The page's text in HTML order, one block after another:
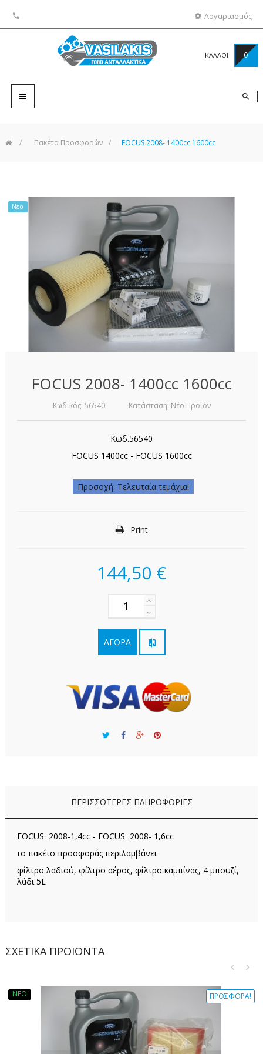
Λογαριασμός
Toggle
navigation
ΚΑΛΑΘΙ 0
> Πακέτα Προσφορών > FOCUS 2008- 1400cc 1600cc
Νέο
FOCUS 2008- 1400cc 1600cc
Κωδικός: 56540 Κατάσταση: Νέο Προϊόν
Κωδ.56540
FOCUS 1400cc - FOCUS 1600cc
Προσοχή: Τελευταία τεμάχια!
Print
144,50 €
ΑΓΟΡΆ
ΠΕΡΙΣΣΌΤΕΡΕΣ ΠΛΗΡΟΦΟΡΊΕΣ
FOCUS 2008-1,4cc - FOCUS 2008- 1,6cc
το πακέτο προσφοράς περιλαμβάνει
φίλτρο λαδιού, φίλτρο αέρος, φίλτρο καμπίνας, 4 μπουζί,
λάδι 5L
ΣΧΕΤΙΚΆ ΠΡΟΪΌΝΤΑ
ΝΈΟ ΠΡΟΣΦΟΡΆ!